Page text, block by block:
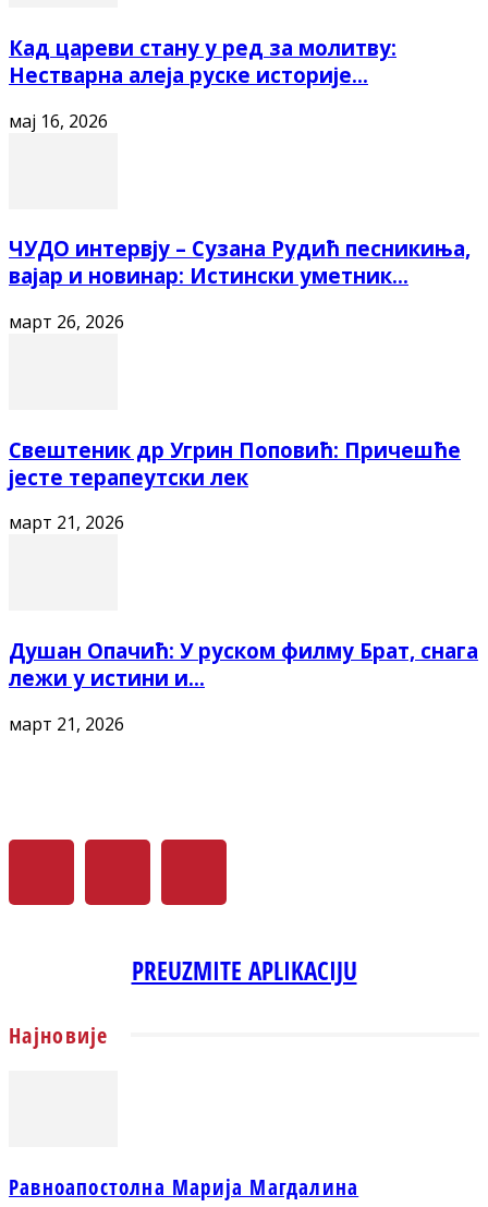
Кад цареви стану у ред за молитву:
Нестварна алеја руске историје...
мај 16, 2026
ЧУДО интервју – Сузана Рудић песникиња,
вајар и новинар: Истински уметник...
март 26, 2026
Свештеник др Угрин Поповић: Причешће
јесте терапеутски лек
март 21, 2026
Душан Опачић: У руском филму Брат, снага
лежи у истини и...
март 21, 2026
PREUZMITE APLIKACIJU
Најновије
Равноапостолна Марија Магдалина